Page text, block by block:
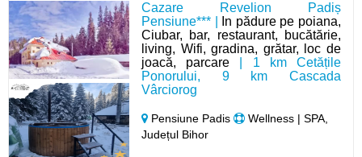
Cazare Revelion Padiș
Pensiune*** |
In pădure pe poiana,
Ciubar, bar, restaurant, bucătărie,
living, Wifi, gradina, grătar, loc de
joacă, parcare | 1 km Cetățile
Ponorului, 9 km Cascada
Vârciorog
Pensiune Padis
Wellness | SPA,
Județul Bihor